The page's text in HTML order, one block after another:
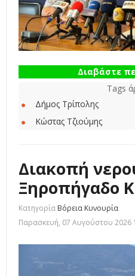
Διαβάστε
Tags
Δήμος Τρίπολης
Κώστας Τζιούμης
Διακοπή
Ξηροπήγαδο
Κατηγορία Βόρεια Κυνουρία
Παρασκευή, 07 Αυγούστου 2026